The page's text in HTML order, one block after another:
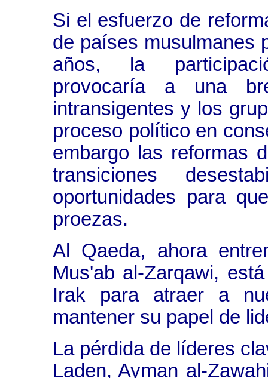
Si el esfuerzo de
de países musulmanes
años, la
provocaría a una
intransigentes y los
proceso político en
embargo las reformas
transiciones
oportunidades para
proezas.
Al Qaeda, ahora
Mus'ab al-Zarqawi,
Irak para atraer a
mantener su papel de
La pérdida de líderes
Laden, Ayman al-